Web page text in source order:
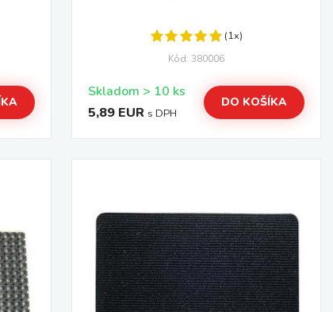
(1x)
Kód: 380006
Skladom > 10 ks
5,89 EUR s DPH
DO KOŠÍKA